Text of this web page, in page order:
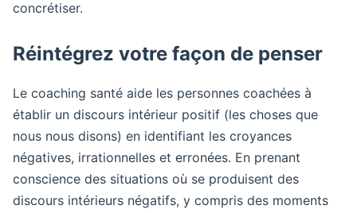
concrétiser.
Réintégrez votre façon de penser
Le coaching santé aide les personnes coachées à
établir un discours intérieur positif (les choses que
nous nous disons) en identifiant les croyances
négatives, irrationnelles et erronées. En prenant
conscience des situations où se produisent des
discours intérieurs négatifs, y compris des moments